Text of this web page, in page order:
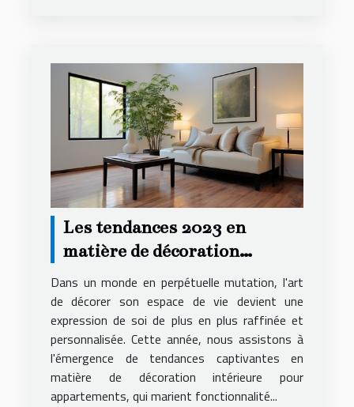
Les tendances 2023 en
matière de décoration
intérieure pour
appartements
Dans un monde en perpétuelle mutation, l'art
de décorer son espace de vie devient une
expression de soi de plus en plus raffinée et
personnalisée. Cette année, nous assistons à
l'émergence de tendances captivantes en
matière de décoration intérieure pour
appartements, qui marient fonctionnalité...